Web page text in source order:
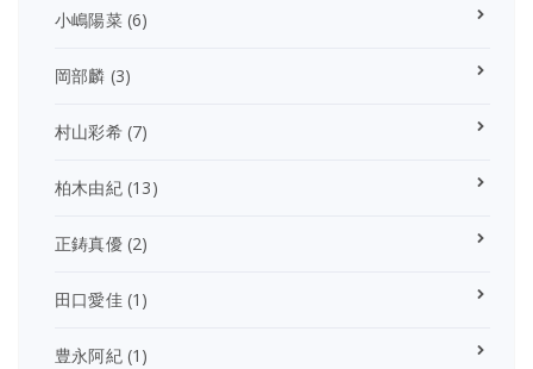
小嶋陽菜(6)
岡部麟 (3)
村山彩希(7)
柏木由紀(13)
正鋳真優(2)
田口愛佳(1)
豊永阿紀(1)